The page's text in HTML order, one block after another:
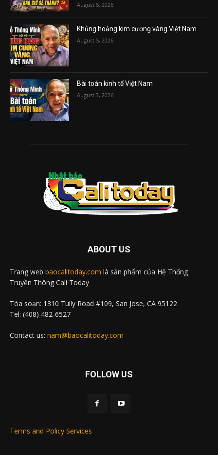
August 5, 2026
Khủng hoảng kim cương vàng Việt Nam
August 5, 2026
Bài toán kinh tế Việt Nam
August 3, 2026
ABOUT US
Trang web baocalitoday.com là sản phẩm của Hệ Thống
Truyền Thông Cali Today
Tòa soạn: 1310 Tully Road #109, San Jose, CA 95122
Tel: (408) 482-6527
Contact us: nam@baocalitoday.com
FOLLOW US
Terms and Policy Services